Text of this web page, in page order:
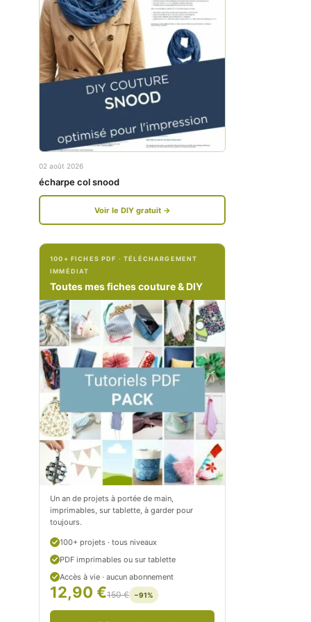
w
w
f
e
b
o
.
c
o
m
t
i
t
i
t
r
o
w
w
.
i
t
g
m
.
c
o
m
/
e
t
i
c
i
t
r
02 août 2026
écharpe col snood
Voir le DIY gratuit →
100+ FICHES PDF · TÉLÉCHARGEMENT
IMMÉDIAT
Toutes mes fiches couture & DIY
Un an de projets à portée de main,
imprimables, sur tablette, à garder pour
toujours.
100+ projets · tous niveaux
PDF imprimables ou sur tablette
Accès à vie · aucun abonnement
12,90 €150 € −91%